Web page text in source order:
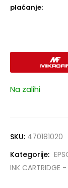
plaćanje:
Na zalihi
SKU: 470181020
Kategorije:
INK CARTRIDGE